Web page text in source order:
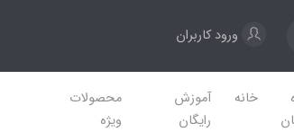
ورود کاربران
خانه
آموزش
رایگان
محصولات
ویژه